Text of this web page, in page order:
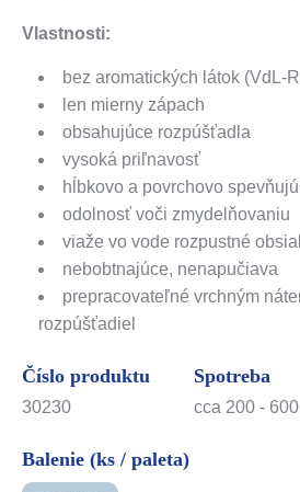
Vlastnosti:
bez aromatických látok (VdL-
len mierny zápach
obsahujúce rozpúšťadla
vysoká priľnavosť
hĺbkovo a povrchovo
odolnosť voči zmydelňovaniu
viaže vo vode rozpustné
nebobtnajúce, nenapučiava
prepracovateľné vrchným
rozpúšťadiel
Číslo produktu
30230
Spotreba
cca 200 -
Balenie (ks / paleta)